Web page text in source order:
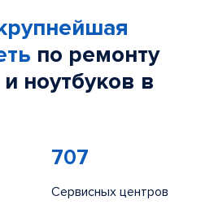
по ремонту
ноутбуков в
707
Сервисных центров